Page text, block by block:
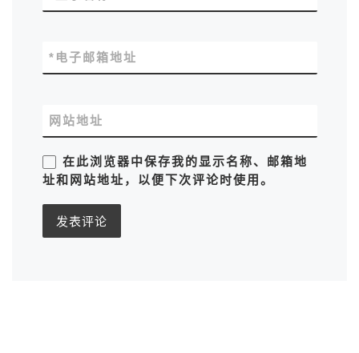
电子邮箱地址
*
网站地址
在此浏览器中保存我的显示名称、邮箱地
址和网站地址，以便下次评论时使用。